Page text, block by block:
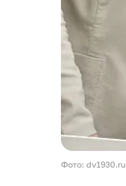
Фото: dv1930.ru